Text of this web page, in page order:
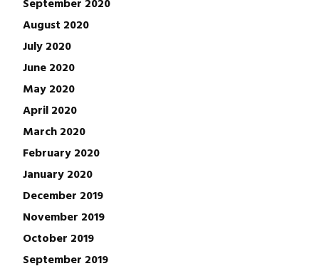
August 2020
July 2020
June 2020
May 2020
April 2020
March 2020
February 2020
January 2020
December 2019
November 2019
October 2019
September 2019